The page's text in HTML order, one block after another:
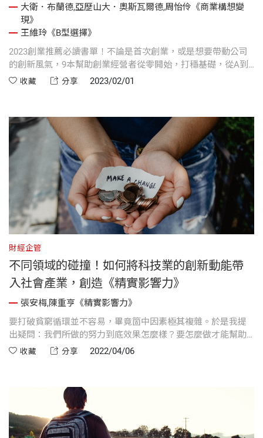
大衛．布蘭德,亞歷山大．奧斯瓦爾德,周怡伶《商業構想變
現》
王維玲《B型選擇》
2023創業推薦必讀書單！不論是首次創業，或是想要帶動公司
的創新風氣，9本幫助創業經營者從零開始，打穩基礎，從A到
A+持續獲利！9本創業書籍推薦: 《不受傷創業》、《在家創個
《做一件只有你能做的事—鮮乳坊》、《鋼鐵人馬斯克》、《貝
佐斯新傳》。
收藏 分享 2023/02/01
財經企管
不同領域的碰撞！如何將科技業的創新動能帶
入社會產業，創造《精實影響力》
張安梅,陳重亨《精實影響力》
要打破貧窮循環並不容易，畢竟箇中因素極其複雜。於是我提
出疑問：我們所做的努力到底效果怎麼樣？要怎麼做才能幫助
到更多的農民？但我只看到大家的眼中一片茫然。我很快了解
收藏 分享 2022/04/06